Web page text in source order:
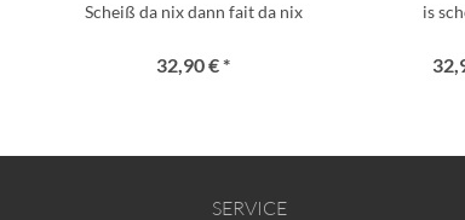
Scheiß da nix dann fait da nix
32,90 € *
is
SERVICE